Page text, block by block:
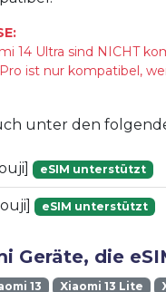
14 Ultra sind NICHT
ist nur kompatibel,
unter den
eSIM unterstützt
eSIM unterstützt
Geräte, die
13 Xiaomi 13 Lite